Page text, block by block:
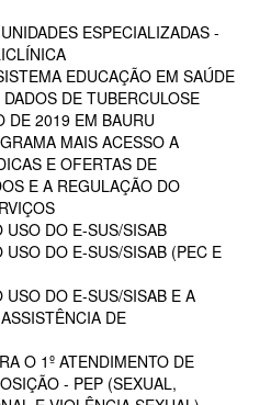
ESPECIALIZADAS -
EDUCAÇÃO EM SAÚDE
DE TUBERCULOSE
DE 2019 EM BAURU
MAIS ACESSO A
E OFERTAS DE
E A REGULAÇÃO DO
DO E-SUS/SISAB
DO E-SUS/SISAB (PEC E
DO E-SUS/SISAB E A
DE
O 1º ATENDIMENTO DE
- PEP (SEXUAL,